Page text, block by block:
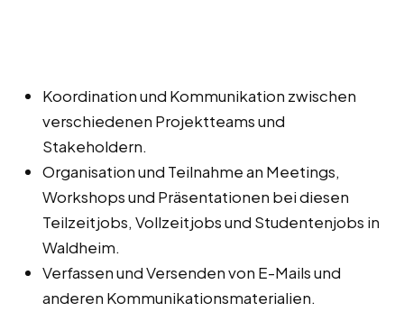
Koordination und Kommunikation zwischen
verschiedenen Projektteams und
Stakeholdern.
Organisation und Teilnahme an Meetings,
Workshops und Präsentationen bei diesen
Teilzeitjobs, Vollzeitjobs und Studentenjobs in
Waldheim.
Verfassen und Versenden von E-Mails und
anderen Kommunikationsmaterialien.